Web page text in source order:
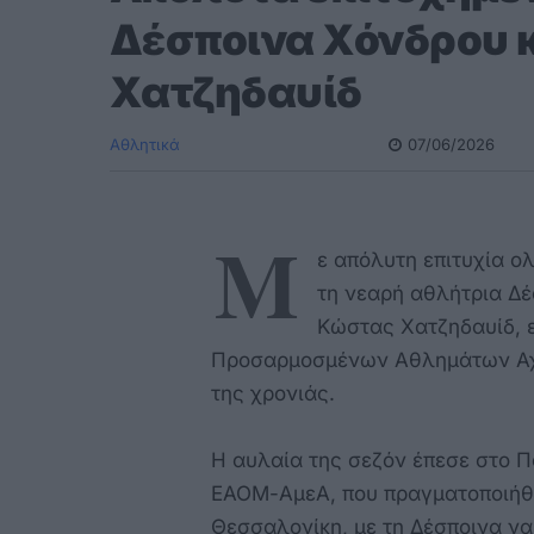
Δέσποινα Χόνδρου
Χατζηδαυίδ
Αθλητικά 07/06/2026
Μ
ε απόλυτη επιτυχία
τη νεαρή αθλήτρια
Κώστας Χατζηδαυίδ,
Προσαρμοσμένων Αθλημάτων
της χρονιάς.
Η αυλαία της σεζόν έπεσε στο
ΕΑΟΜ-ΑμεΑ, που
Θεσσαλονίκη, με τη Δέσποινα να